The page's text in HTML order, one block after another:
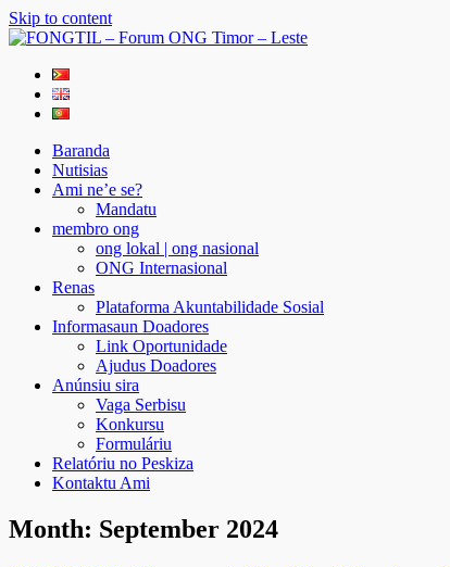
Skip to content
FONGTIL – Forum ONG Timor – Leste
Just another WordPress site
Baranda
Nutisias
Ami ne’e se?
Mandatu
membro ong
ong lokal | ong nasional
ONG Internasional
Renas
Plataforma Akuntabilidade Sosial
Informasaun Doadores
Link Oportunidade
Ajudus Doadores
Anúnsiu sira
Vaga Serbisu
Konkursu
Formuláriu
Relatóriu no Peskiza
Kontaktu Ami
Month: September 2024